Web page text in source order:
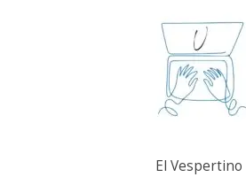
El Vespertino